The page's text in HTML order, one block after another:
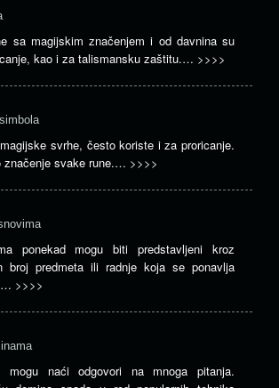
sa magijskim značenjem i od davnina su
kao i za talismansku zaštitu.… >>>>
svrhe, često koriste i za proricanje.
značenje svake rune.… >>>>
ponekad mogu biti predstavljeni kroz
broj predmeta ili radnje koja se ponavlja
>>>>
mogu naći odgovori na mnoga pitanja.